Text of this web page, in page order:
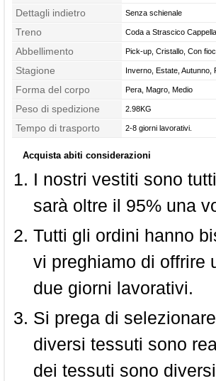
Dettagli indietro Senza schienale
Treno Coda a Strascico Cappella
Abbellimento Pick-up, Cristallo, Con
Drappeggiato, Pulsante,
Stagione Inverno, Estate, Autunno,
Forma del corpo Pera, Magro, Medio
Peso di spedizione 2.98KG
Tempo di trasporto 2-8 giorni lavorativi.
Acquista abiti considerazioni
I nostri vestiti sono
sarà oltre il 95% una
Tutti gli ordini hanno
vi preghiamo di offrire
due giorni lavorativi.
Si prega di
diversi tessuti sono
dei tessuti sono